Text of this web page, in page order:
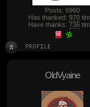
Posts: 6960
Has thanked: 970
Have thanks: 736
OldVyaine